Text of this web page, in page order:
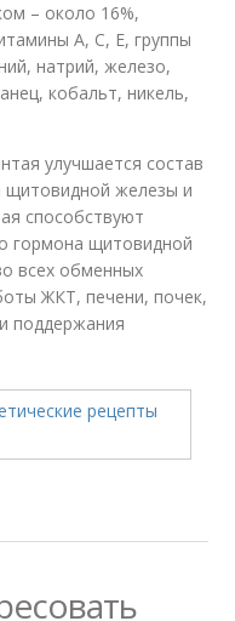
– около 16%,
А, С, Е, группы
натрий, железо,
кобальт, никель,
улучшается состав
щитовидной железы и
способствуют
гормона щитовидной
всех обменных
ЖКТ, печени, почек,
поддержания